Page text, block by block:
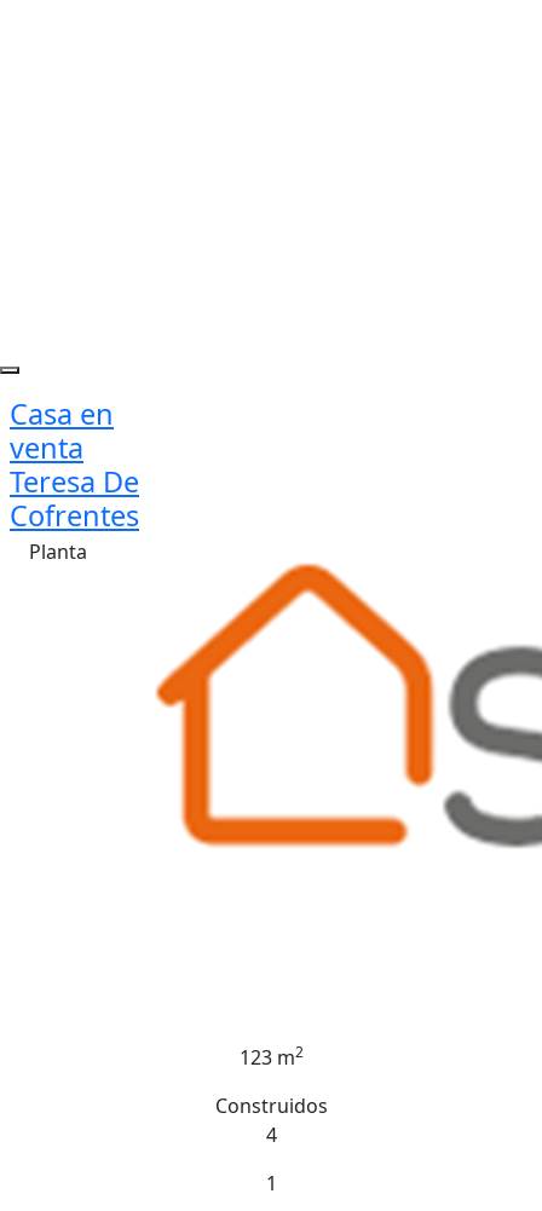
Casa en
venta
Teresa De
Cofrentes
Planta
123 m2
Construidos
4
1